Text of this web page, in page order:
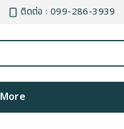
ติดต่อ : 099-286-3939
More